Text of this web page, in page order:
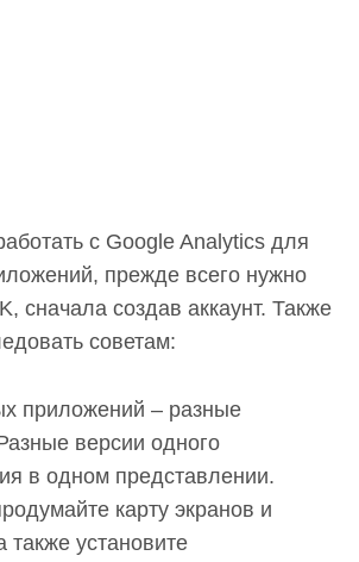
с Google Analytics для
прежде всего нужно
сначала создав аккаунт. Также
советам:
приложений – разные
версии одного
в одном представлении.
карту экранов и
также установите